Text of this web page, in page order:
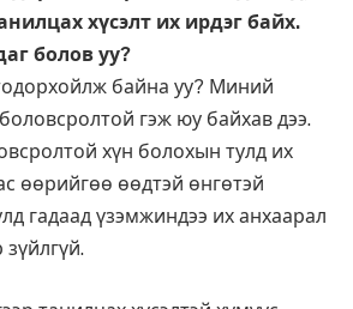
хүсэлт их ирдэг байх.
болов уу?
байна уу? Миний
гэж юу байхав дээ.
хүн болохын тулд их
өөрийгөө өөдтэй өнгөтэй
гадаад үзэмжиндээ их анхаарал
зүйлгүй.